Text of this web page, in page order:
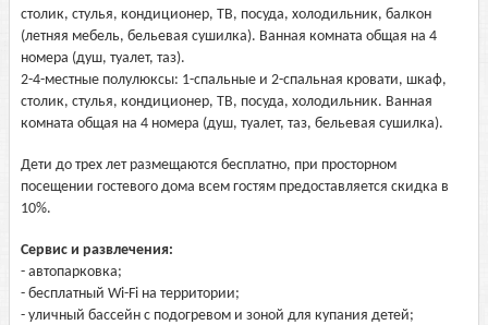
столик, стулья, кондиционер, ТВ, посуда, холодильник, балкон
(летняя мебель, бельевая сушилка). Ванная комната общая на 4
номера (душ, туалет, таз).
2-4-местные полулюксы: 1-спальные и 2-спальная кровати, шкаф,
столик, стулья, кондиционер, ТВ, посуда, холодильник. Ванная
комната общая на 4 номера (душ, туалет, таз, бельевая сушилка).
Дети до трех лет размещаются бесплатно, при просторном
посещении гостевого дома всем гостям предоставляется скидка в
10%.
Сервис и развлечения:
- автопарковка;
- бесплатный Wi-Fi на территории;
- уличный бассейн с подогревом и зоной для купания детей;